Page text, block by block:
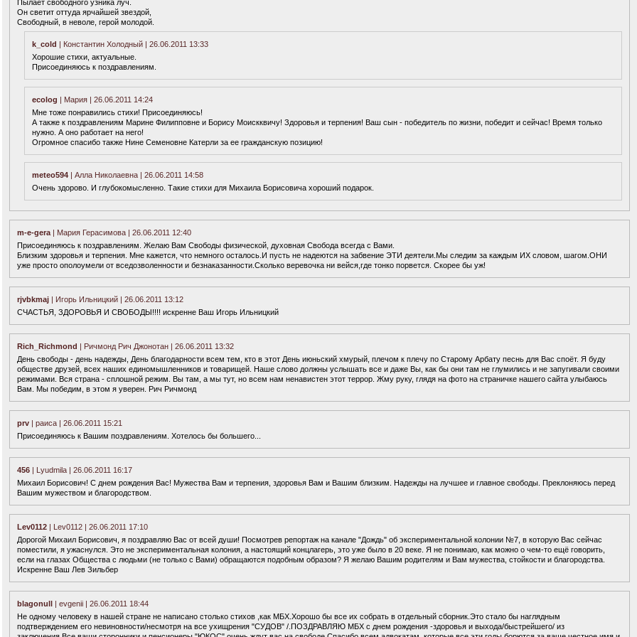
Пылает свободного узника луч.
Он светит оттуда ярчайшей звездой,
Свободный, в неволе, герой молодой.
k_cold | Константин Холодный | 26.06.2011 13:33
Хорошие стихи, актуальные.
Присоединяюсь к поздравлениям.
ecolog | Мария | 26.06.2011 14:24
Мне тоже понравились стихи! Присоединяюсь!
А также к поздравлениям Марине Филипповне и Борису Моискквичу! Здоровья и терпения! Ваш сын - победитель по жизни, победит и сейчас! Время только
нужно. А оно работает на него!
Огромное спасибо также Нине Семеновне Катерли за ее гражданскую позицию!
meteo594 | Алла Николаевна | 26.06.2011 14:58
Очень здорово. И глубокомысленно. Такие стихи для Михаила Борисовича хороший подарок.
m-e-gera | Мария Герасимова | 26.06.2011 12:40
Присоединяюсь к поздравлениям. Желаю Вам Свободы физической, духовная Свобода всегда с Вами.
Близким здоровья и терпения. Мне кажется, что немного осталось.И пусть не надеются на забвение ЭТИ деятели.Мы следим за каждым ИХ словом, шагом.ОНИ
уже просто ополоумели от вседозволенности и безнаказанности.Сколько веревочка ни вейся,где тонко порвется. Скорее бы уж!
rjvbkmaj | Игорь Ильницкий | 26.06.2011 13:12
СЧАСТЬЯ, ЗДОРОВЬЯ И СВОБОДЫ!!!! искренне Ваш Игорь Ильницкий
Rich_Richmond | Ричмонд Рич Джонотан | 26.06.2011 13:32
День свободы - день надежды, День благодарности всем тем, кто в этот День июньский хмурый, плечом к плечу по Старому Арбату песнь для Вас споёт. Я буду
обществе друзей, всех наших единомышленников и товарищей. Наше слово должны услышать все и даже Вы, как бы они там не глумились и не запугивали своими
режимами. Вся страна - сплошной режим. Вы там, а мы тут, но всем нам ненавистен этот террор. Жму руку, глядя на фото на страничке нашего сайта улыбаюсь
Вам. Мы победим, в этом я уверен. Рич Ричмонд
prv | раиса | 26.06.2011 15:21
Присоединяюсь к Вашим поздравлениям. Хотелось бы большего...
456 | Lyudmila | 26.06.2011 16:17
Михаил Борисович! С днем рождения Вас! Мужества Вам и терпения, здоровья Вам и Вашим близким. Надежды на лучшее и главное свободы. Преклоняюсь перед
Вашим мужеством и благородством.
Lev0112 | Lev0112 | 26.06.2011 17:10
Дорогой Михаил Борисович, я поздравляю Вас от всей души! Посмотрев репортаж на канале "Дождь" об экспериментальной колонии №7, в которую Вас сейчас
поместили, я ужаснулся. Это не экспериментальная колония, а настоящий концлагерь, это уже было в 20 веке. Я не понимаю, как можно о чем-то ещё говорить,
если на глазах Общества с людьми (не только с Вами) обращаются подобным образом? Я желаю Вашим родителям и Вам мужества, стойкости и благородства.
Искренне Ваш Лев Зильбер
blagonull | evgenii | 26.06.2011 18:44
Не одному человеку в нашей стране не написано столько стихов ,как МБХ.Хорошо бы все их собрать в отдельный сборник.Это стало бы наглядным
подтверждением его невиновности/несмотря на все ухищрения "СУДОВ" /.ПОЗДРАВЛЯЮ МБХ с днем рождения -здоровья и выхода/быстрейшего/ из